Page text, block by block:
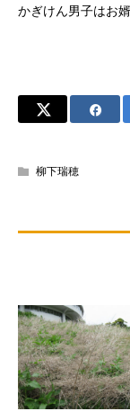
かぎけん男子はお
柳下瑞穂